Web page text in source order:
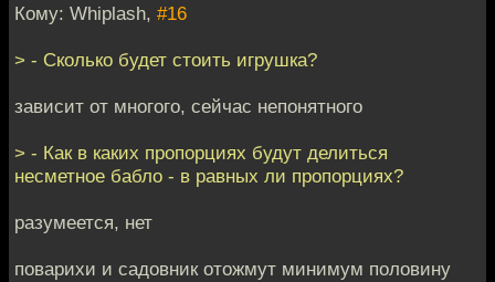
Кому: Whiplash, #16
> - Сколько будет стоить игрушка?
зависит от многого, сейчас непонятного
> - Как в каких пропорциях будут делиться
несметное бабло - в равных ли пропорциях?
разумеется, нет
поварихи и садовник отожмут минимум половину